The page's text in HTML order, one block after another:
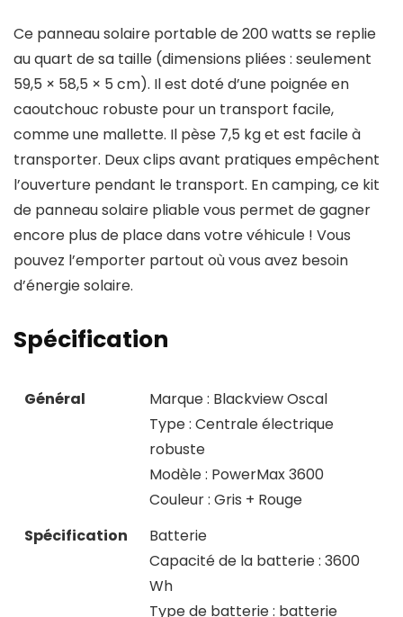
Ce panneau solaire portable de 200 watts se replie
au quart de sa taille (dimensions pliées : seulement
59,5 × 58,5 × 5 cm). Il est doté d’une poignée en
caoutchouc robuste pour un transport facile,
comme une mallette. Il pèse 7,5 kg et est facile à
transporter. Deux clips avant pratiques empêchent
l’ouverture pendant le transport. En camping, ce kit
de panneau solaire pliable vous permet de gagner
encore plus de place dans votre véhicule ! Vous
pouvez l’emporter partout où vous avez besoin
d’énergie solaire.
Spécification
Général
Marque : Blackview Oscal
Type : Centrale électrique
robuste
Modèle : PowerMax 3600
Couleur : Gris + Rouge
Spécification
Batterie
Capacité de la batterie : 3600
Wh
Type de batterie : batterie